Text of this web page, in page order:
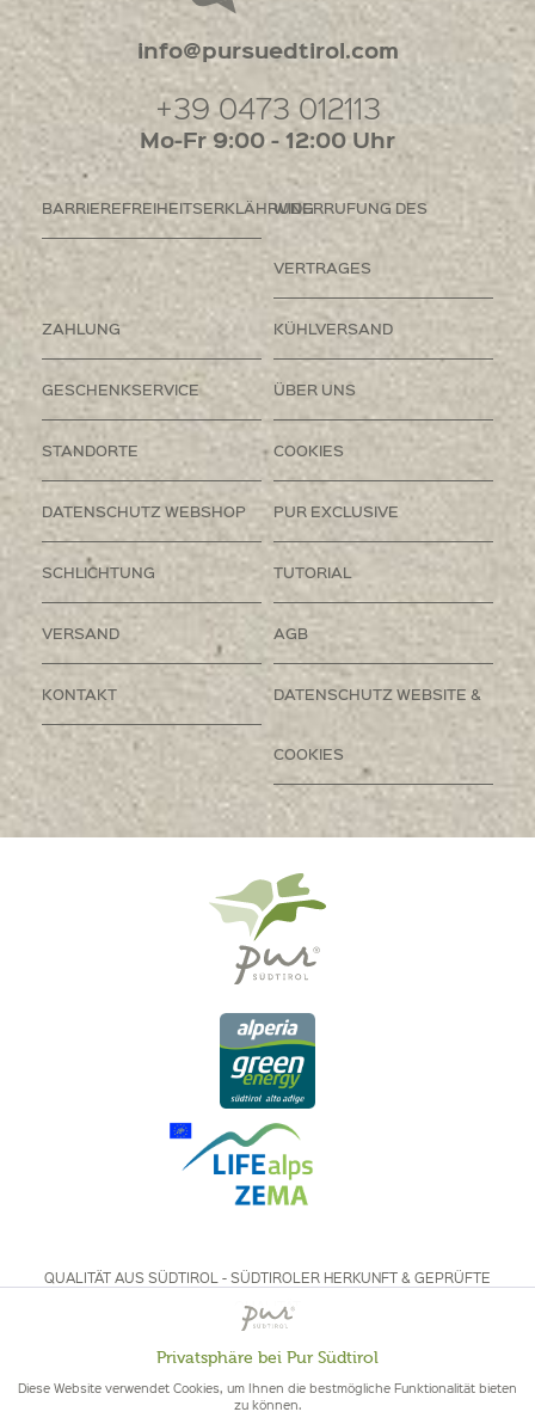
info@pursuedtirol.com
+39 0473 012113
Mo-Fr 9:00 - 12:00 Uhr
BARRIEREFREIHEITSERKLÄHRUNGWIDERRUFUNG DES
VERTRAGES
ZAHLUNG KÜHLVERSAND
GESCHENKSERVICE ÜBER UNS
STANDORTE COOKIES
DATENSCHUTZ WEBSHOP PUR EXCLUSIVE
SCHLICHTUNG TUTORIAL
VERSAND AGB
KONTAKT DATENSCHUTZ WEBSITE &
COOKIES
QUALITÄT AUS SÜDTIROL - SÜDTIROLER HERKUNFT & GEPRÜFTE
QUALITÄT
Aktiv
Privatsphäre bei Pur Südtirol
Diese Website verwendet Cookies, um Ihnen die bestmögliche Funktionalität bieten
zu können.